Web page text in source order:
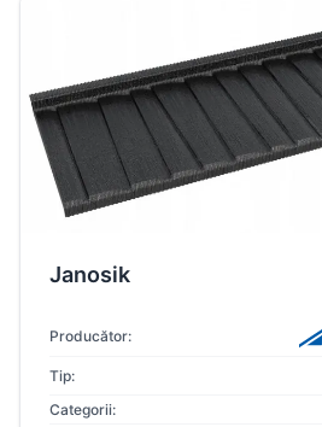
Janosik
Producător:
Tip:
Categorii: